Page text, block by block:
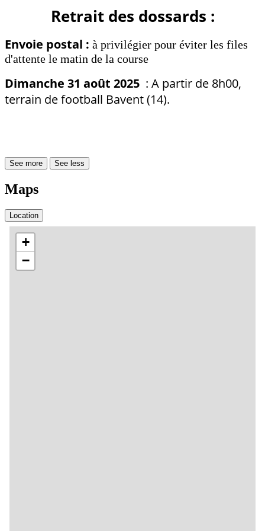
Retrait des dossards :
Envoie postal : à privilégier pour éviter les files
d'attente le matin de la course
Dimanche 31 août 2025 : A partir de 8h00,
terrain de football Bavent (14).
See more See less
Maps
Location